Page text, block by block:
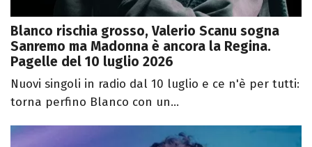
Blanco rischia grosso, Valerio Scanu sogna
Sanremo ma Madonna è ancora la Regina.
Pagelle del 10 luglio 2026
Nuovi singoli in radio dal 10 luglio e ce n'è per tutti:
torna perfino Blanco con un...